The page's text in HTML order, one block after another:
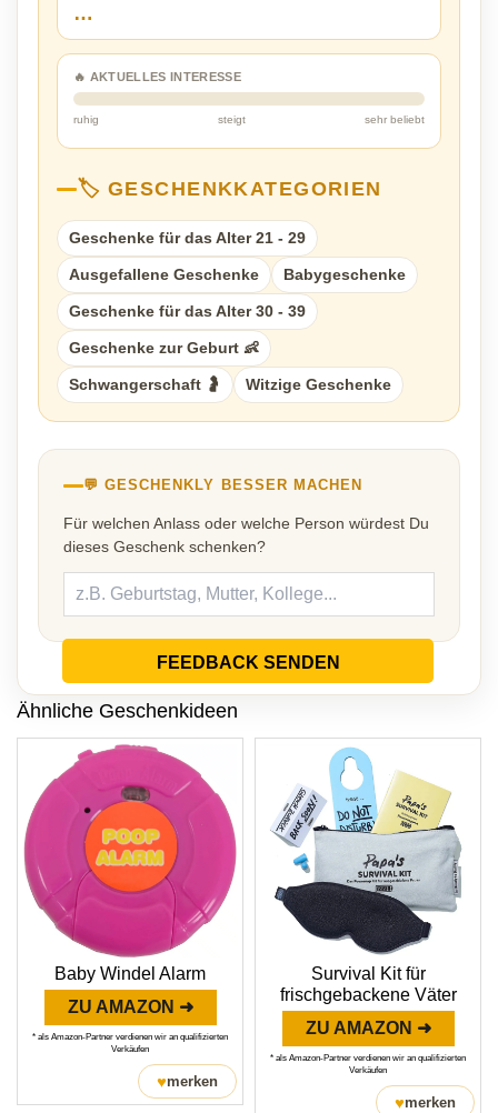
…
🔥 AKTUELLES INTERESSE
ruhig steigt sehr beliebt
🏷️ GESCHENKKATEGORIEN
Geschenke für das Alter 21 - 29
Ausgefallene Geschenke Babygeschenke
Geschenke für das Alter 30 - 39
Geschenke zur Geburt 👶
Schwangerschaft 🤰 Witzige Geschenke
💬 GESCHENKLY BESSER MACHEN
Für welchen Anlass oder welche Person würdest Du
dieses Geschenk schenken?
FEEDBACK SENDEN
Ähnliche Geschenkideen
Baby Windel Alarm
ZU AMAZON ➜
* als Amazon-Partner verdienen wir an qualifizierten
Verkäufen
♥merken
Survival Kit für
frischgebackene Väter
ZU AMAZON ➜
* als Amazon-Partner verdienen wir an qualifizierten
Verkäufen
♥merken